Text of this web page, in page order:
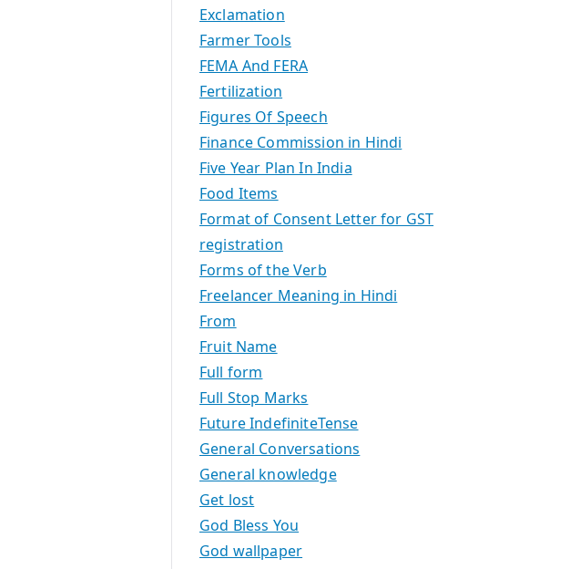
Exclamation
Farmer Tools
FEMA And FERA
Fertilization
Figures Of Speech
Finance Commission in Hindi
Five Year Plan In India
Food Items
Format of Consent Letter for GST
registration
Forms of the Verb
Freelancer Meaning in Hindi
From
Fruit Name
Full form
Full Stop Marks
Future IndefiniteTense
General Conversations
General knowledge
Get lost
God Bless You
God wallpaper